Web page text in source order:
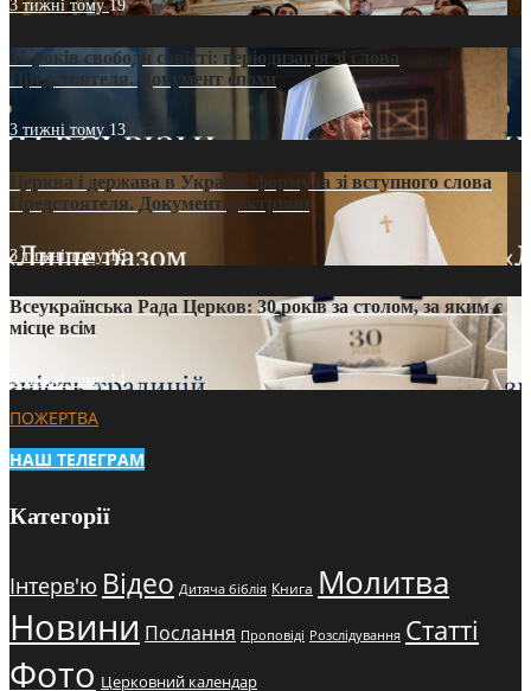
3 тижні тому19
35 років свободи совісті: періодизація зі слова
Предстоятеля. Документ епохи
3 тижні тому 13
Церква і держава в Україні: формула зі вступного слова
Предстоятеля. Документ доктрини
3 тижні тому16
Всеукраїнська Рада Церков: 30 років за столом, за яким є
місце всім
3 тижні тому14
ПОЖЕРТВА
НАШ ТЕЛЕГРАМ
Категорії
Інтерв'ю Відео Дитяча біблія Книга Молитва
Новини Послання Проповіді Розслідування Статті
Фото Церковний календар